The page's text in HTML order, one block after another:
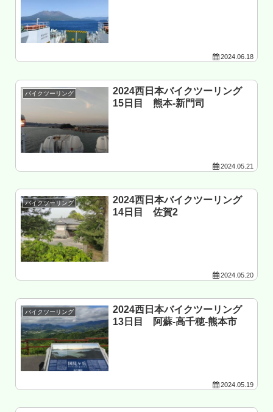
2024.06.18
バイクツーリング
2024西日本バイクツーリング
15日目 熊本-新門司
2024.05.21
バイクツーリング
2024西日本バイクツーリング
14日目 佐賀2
2024.05.20
バイクツーリング
2024西日本バイクツーリング
13日目 阿蘇-高千穂-熊本市
2024.05.19